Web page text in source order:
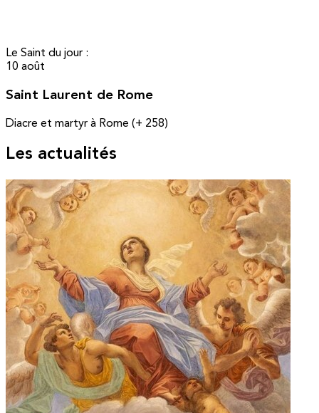
Le Saint du jour :
10 août
Saint Laurent de Rome
Diacre et martyr à Rome (+ 258)
Les actualités